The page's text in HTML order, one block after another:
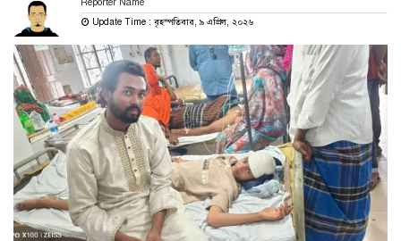
Update Time : বৃহস্পতিবার, ৯ এপ্রিল, ২০২৬